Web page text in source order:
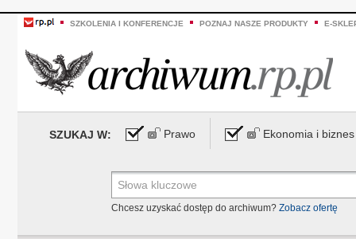
SZKOLENIA I KONFERENCJE POZNAJ NASZE PRODUKTY E-
SZUKAJ W: Prawo Ekonomia i biznes
Chcesz uzyskać dostęp do archiwum? Zobacz ofertę